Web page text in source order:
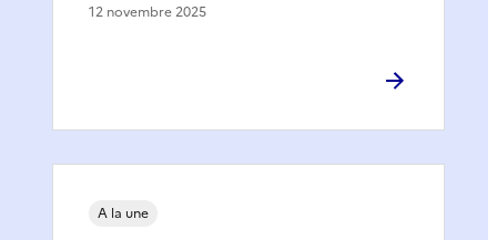
12 novembre 2025
A la une